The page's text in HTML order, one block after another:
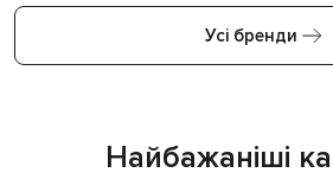
Усі бренди
Найбажаніші